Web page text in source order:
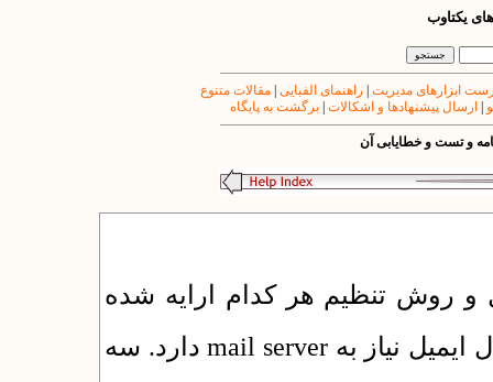
یکتاوب
ابزارهای مدیریت راهنمای الفبایی |مقالات متنوع
ارسال پیشنهادها و اشکالات برگشت به پایگاه
و تست و خطایابی آن
و روش تنظیم هر کدام ارایه شده
است. اما به صورت خلاصه، سایت برای ارسال ایمیل نیاز به mail server دارد. سه